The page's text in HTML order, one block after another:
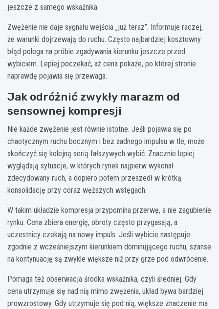
jeszcze z samego wskaźnika.
Zwężenie nie daje sygnału wejścia „już teraz”. Informuje raczej,
że warunki dojrzewają do ruchu. Często najbardziej kosztowny
błąd polega na próbie zgadywania kierunku jeszcze przed
wybiciem. Lepiej poczekać, aż cena pokaże, po której stronie
naprawdę pojawia się przewaga.
Jak odróżnić zwykły marazm od
sensownej kompresji
Nie każde zwężenie jest równie istotne. Jeśli pojawia się po
chaotycznym ruchu bocznym i bez żadnego impulsu w tle, może
skończyć się kolejną serią fałszywych wybić. Znacznie lepiej
wyglądają sytuacje, w których rynek najpierw wykonał
zdecydowany ruch, a dopiero potem przeszedł w krótką
konsolidację przy coraz węższych wstęgach.
W takim układzie kompresja przypomina przerwę, a nie zagubienie
rynku. Cena zbiera energię, obroty często przygasają, a
uczestnicy czekają na nowy impuls. Jeśli wybicie następuje
zgodnie z wcześniejszym kierunkiem dominującego ruchu, szanse
na kontynuację są zwykle większe niż przy grze pod odwrócenie.
Pomaga też obserwacja środka wskaźnika, czyli średniej. Gdy
cena utrzymuje się nad nią mimo zwężenia, układ bywa bardziej
prowzrostowy. Gdy utrzymuje się pod nią, większe znaczenie ma